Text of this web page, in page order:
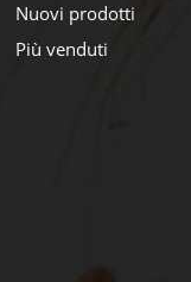
Nuovi prodotti
Più venduti